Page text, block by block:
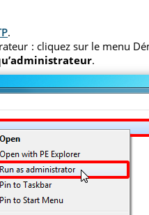
.
: cliquez sur le menu
.